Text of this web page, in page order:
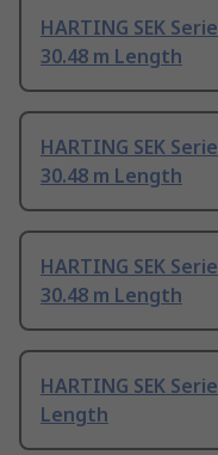
HARTING SEK
30.48 m Length
HARTING SEK
30.48 m Length
HARTING SEK
30.48 m Length
HARTING SEK
Length